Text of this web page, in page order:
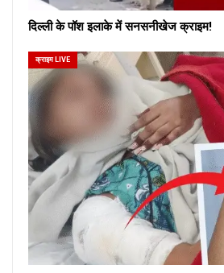
दिल्ली के पॉश इलाके में सनसनीखेज क्राइम!
क्राइम LIVE